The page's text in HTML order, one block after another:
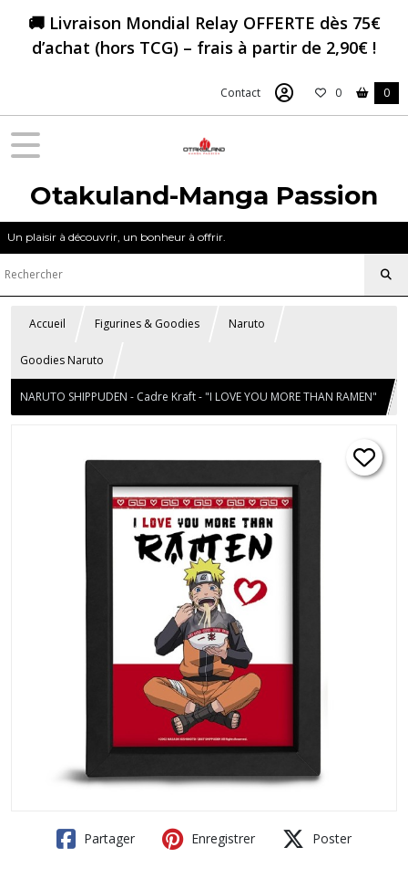
🚚 Livraison Mondial Relay OFFERTE dès 75€
d’achat (hors TCG) – frais à partir de 2,90€ !
Contact 0 0
Otakuland-Manga Passion
Un plaisir à découvrir, un bonheur à offrir.
Accueil Figurines & Goodies Naruto
Goodies Naruto
NARUTO SHIPPUDEN - Cadre Kraft - "I LOVE YOU MORE THAN RAMEN"
Partager Enregistrer Poster